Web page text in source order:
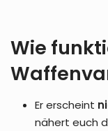
Wie
Er erscheint
nähert euch